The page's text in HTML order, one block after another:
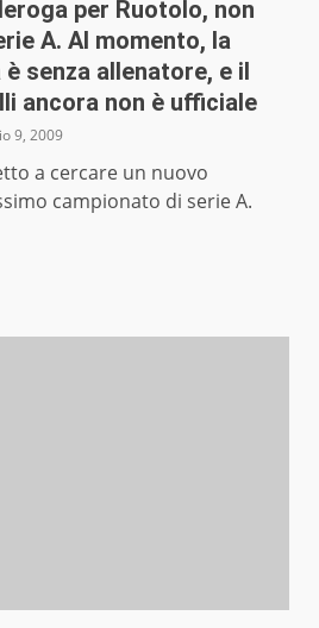
per Ruotolo, non
A. Al momento, la
senza allenatore, e il
ancora non è ufficiale
9, 2009
a cercare un nuovo
campionato di serie A.